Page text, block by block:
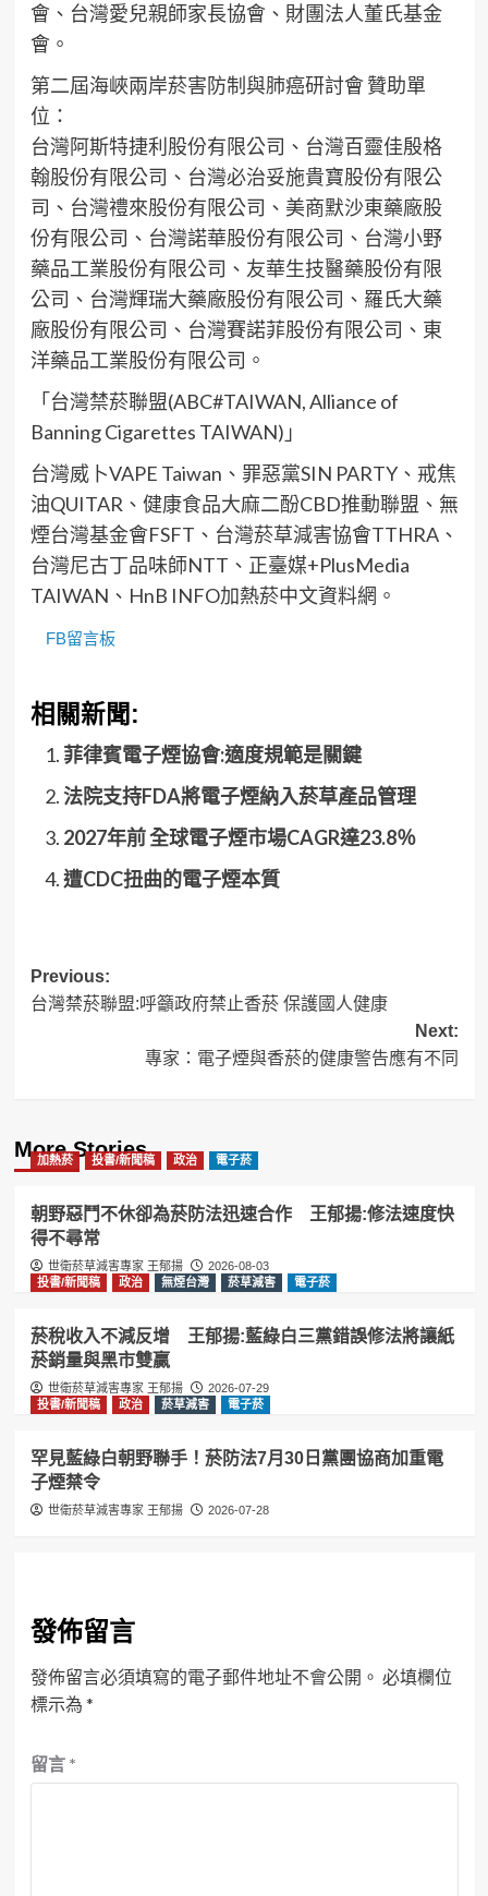
會、台灣愛兒親師家長協會、財團法人董氏基金
會。
第二屆海峽兩岸菸害防制與肺癌研討會 贊助單
位：
台灣阿斯特捷利股份有限公司、台灣百靈佳殷格
翰股份有限公司、台灣必治妥施貴寶股份有限公
司、台灣禮來股份有限公司、美商默沙東藥廠股
份有限公司、台灣諾華股份有限公司、台灣小野
藥品工業股份有限公司、友華生技醫藥股份有限
公司、台灣輝瑞大藥廠股份有限公司、羅氏大藥
廠股份有限公司、台灣賽諾菲股份有限公司、東
洋藥品工業股份有限公司。
「台灣禁菸聯盟(ABC#TAIWAN, Alliance of
Banning Cigarettes TAIWAN)」
台灣威卜VAPE Taiwan、罪惡黨SIN PARTY、戒焦
油QUITAR、健康食品大麻二酚CBD推動聯盟、無
煙台灣基金會FSFT、台灣菸草減害協會TTHRA、
台灣尼古丁品味師NTT、正臺媒+PlusMedia
TAIWAN、HnB INFO加熱菸中文資料網。
FB留言板
相關新聞:
菲律賓電子煙協會:適度規範是關鍵
法院支持FDA將電子煙納入菸草產品管理
2027年前 全球電子煙市場CAGR達23.8％
遭CDC扭曲的電子煙本質
Post
navigation
Previous:
台灣禁菸聯盟:呼籲政府禁止香菸 保護國人健康
Next:
專家：電子煙與香菸的健康警告應有不同
More Stories
加熱菸 投書/新聞稿 政治 電子菸
朝野惡鬥不休卻為菸防法迅速合作 王郁揚:修法速度快
得不尋常
世衛菸草減害專家 王郁揚
2026-08-03
投書/新聞稿
政治 無煙台灣 菸草減害 電子菸
菸稅收入不減反增 王郁揚:藍綠白三黨錯誤修法將讓紙
菸銷量與黑市雙贏
世衛菸草減害專家 王郁揚
2026-07-29
投書/新聞稿
政治 菸草減害 電子菸
罕見藍綠白朝野聯手！菸防法7月30日黨團協商加重電
子煙禁令
世衛菸草減害專家 王郁揚 2026-07-28
發佈留言
發佈留言必須填寫的電子郵件地址不會公開。 必填欄位
標示為 *
留言 *